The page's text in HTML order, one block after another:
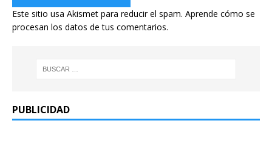
Este sitio usa Akismet para reducir el spam. Aprende cómo se
procesan los datos de tus comentarios.
PUBLICIDAD